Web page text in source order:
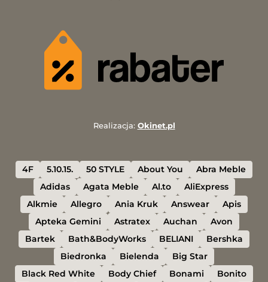
Realizacja: Okinet.pl
4F 5.10.15. 50 STYLE About You
Abra Meble
Adidas
Agata Meble Al.to
AliExpress
Alkmie
Allegro Ania Kruk Answear
Apis
Apteka Gemini
Astratex Auchan
Avon
Bartek
Bath&BodyWorks BELIANI
Bershka
Biedronka
Bielenda
Big Star
Black Red White
Body Chief Bonami
Bonito